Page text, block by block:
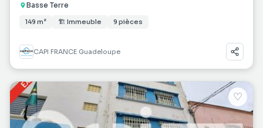
Basse Terre
149 m² 🏗 Immeuble 9 pièces
CAPI FRANCE Guadeloupe
♡